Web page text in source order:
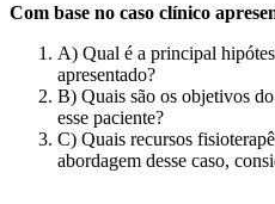
Com base no caso clínico
A) Qual é a principal
apresentado?
B) Quais são os objetivos
esse paciente?
C) Quais recursos
abordagem desse caso,